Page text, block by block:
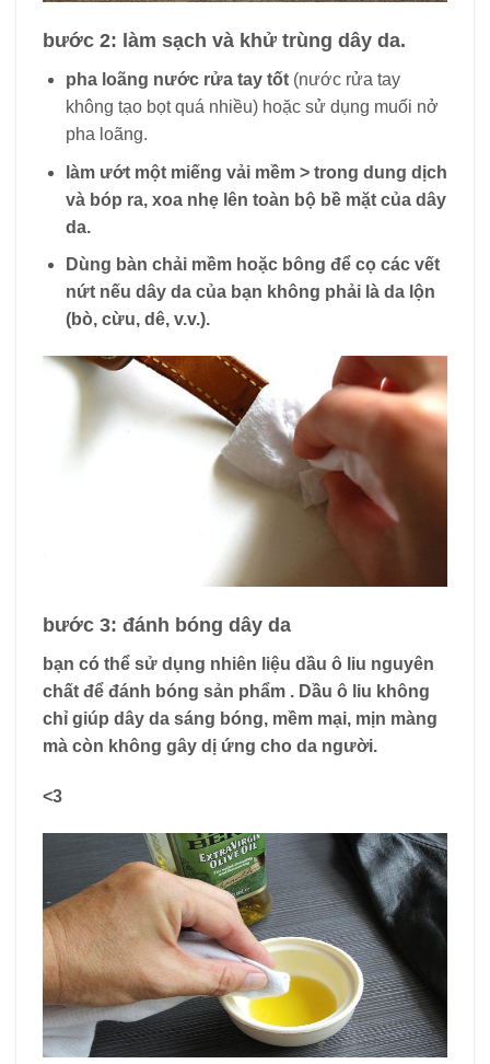
bước 2: làm sạch và khử trùng dây da.
pha loãng nước rửa tay tốt (nước rửa tay
không tạo bọt quá nhiều) hoặc sử dụng muối nở
pha loãng.
làm ướt một miếng vải mềm > trong dung dịch
và bóp ra, xoa nhẹ lên toàn bộ bề mặt của dây
da.
Dùng bàn chải mềm hoặc bông để cọ các vết
nứt nếu dây da của bạn không phải là da lộn
(bò, cừu, dê, v.v.).
bước 3: đánh bóng dây da
bạn có thể sử dụng nhiên liệu dầu ô liu nguyên
chất để đánh bóng sản phẩm . Dầu ô liu không
chỉ giúp dây da sáng bóng, mềm mại, mịn màng
mà còn không gây dị ứng cho da người.
<3